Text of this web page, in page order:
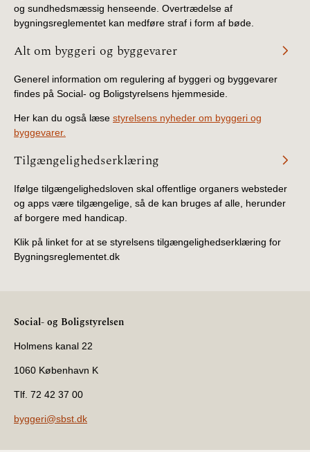
og sundhedsmæssig henseende. Overtrædelse af
bygningsreglementet kan medføre straf i form af bøde.
Alt om byggeri og byggevarer
Generel information om regulering af byggeri og byggevarer
findes på Social- og Boligstyrelsens hjemmeside.
Her kan du også læse styrelsens nyheder om byggeri og
byggevarer.
Tilgængelighedserklæring
Ifølge tilgængelighedsloven skal offentlige organers websteder
og apps være tilgængelige, så de kan bruges af alle, herunder
af borgere med handicap.
Klik på linket for at se styrelsens tilgængelighedserklæring for
Bygningsreglementet.dk
Social- og Boligstyrelsen
Holmens kanal 22
1060 København K
Tlf. 72 42 37 00
byggeri@sbst.dk